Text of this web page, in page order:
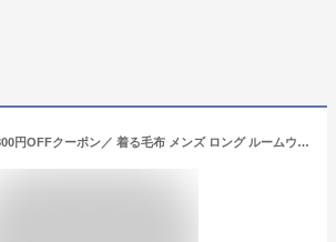
＼50名様限定800円OFFクーポン／ 着る毛布 メンズ ロング ルームウェア 冬 部屋着 あったか ナイトウェア 男女兼用 フード付 着るブランケット 暖かい 大きいサイズ 冬用 秋冬 パジャマ ふわふわ もこもこ 裏起毛 コーディガン ボアフリース アウター ガウンコート